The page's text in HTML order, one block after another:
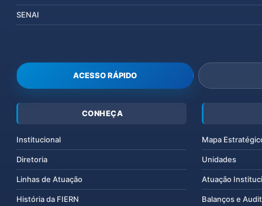
SENAI
ACESSO RÁPIDO
CONHEÇA
Institucional
Diretoria
Linhas de Atuação
História da FIERN
Mapa
Unidades
Atuação
Balanços e